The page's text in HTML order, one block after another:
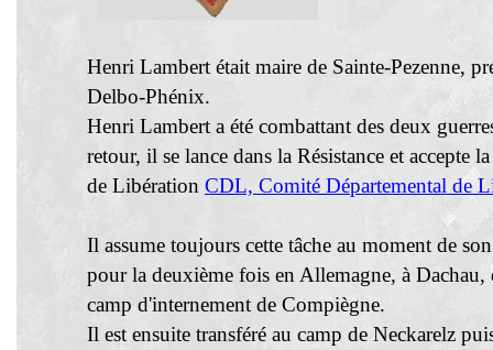
Henri Lambert était maire de Sainte-Pezenne,
Delbo-Phénix.
Henri Lambert a été combattant des deux
retour, il se lance dans la Résistance et accepte
de Libération CDL, Comité Départemental de
Il assume toujours cette tâche au moment de
pour la deuxième fois en Allemagne, à Dachau,
camp d'internement de Compiègne.
Il est ensuite transféré au camp de Neckarelz